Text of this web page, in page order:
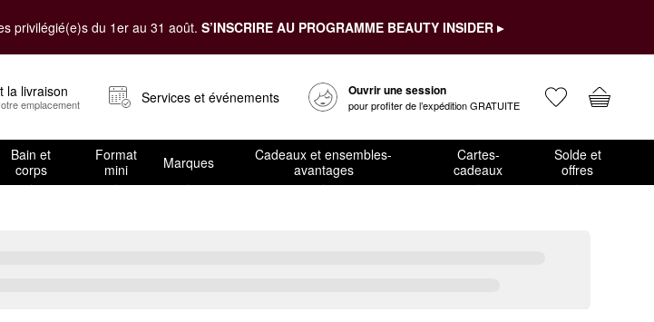
privilégié(e)s du 1er au 31 août. S’INSCRIRE AU PROGRAMME BEAUTY INSIDER ▸
la livraison
emplacement Services et événements Ouvrir une session
pour profiter de l’expédition GRATUITE
Bain et
corps
Format
mini
Marques
Cadeaux et ensembles-
avantages
Cartes-
cadeaux
Solde et
offres